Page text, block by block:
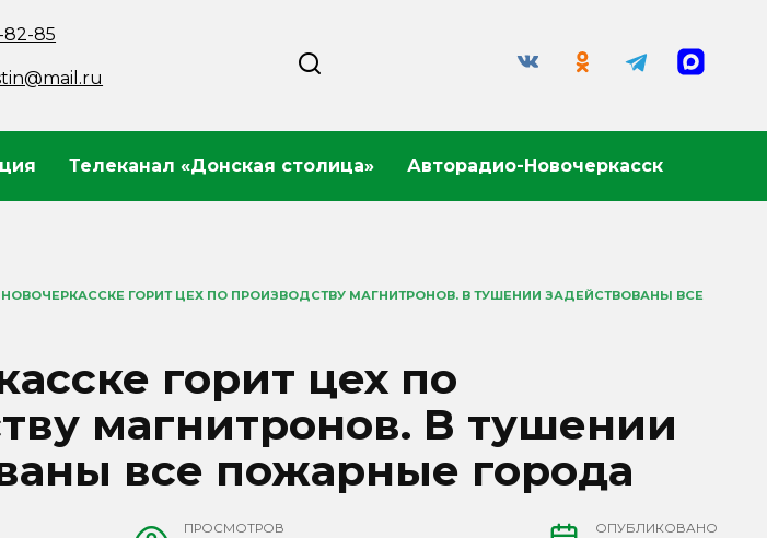
82-85
Телеканал «Донская столица» Авторадио-Новочеркасск
НОВОЧЕРКАССКЕ ГОРИТ ЦЕХ ПО ПРОИЗВОДСТВУ МАГНИТРОНОВ. В ТУШЕНИИ ЗАДЕЙСТВОВАНЫ ВСЕ
горит цех по
магнитронов. В тушении
все пожарные города
ПРОСМОТРОВ ОПУБЛИКОВАНО